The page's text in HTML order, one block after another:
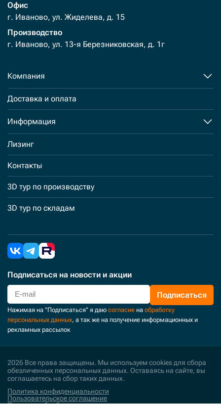
Офис
г. Иваново, ул. Жиделева, д. 15
Производство
г. Иваново, ул. 13-я Березниковская, д. 1г
Компания
Доставка и оплата
Информация
Лизинг
Контакты
3D тур по производству
3D тур по складам
Подписаться на новости и акции
Подписаться
Нажимая на "Подписаться" я даю согласие на обработку
персональных данных, а так же на получение информационных и
рекламных рассылок
2026 Все права защищены. Мы используем cookies для сбора
обезличенных персональных данных. Оставаясь на сайте, вы
соглашаетесь на сбор таких данных.
Политика конфиденциальности
Пользовательское соглашение
Политика обработки персональных данных